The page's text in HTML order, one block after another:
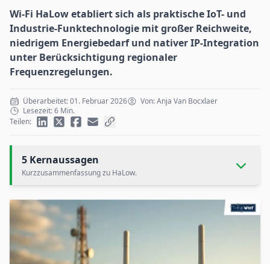
Wi-Fi HaLow etabliert sich als praktische IoT- und
Industrie-Funktechnologie mit großer Reichweite,
niedrigem Energiebedarf und nativer IP-Integration
unter Berücksichtigung regionaler
Frequenzregelungen.
Überarbeitet: 01. Februar 2026
Von: Anja Van Bocxlaer
Lesezeit: 6 Min.
Teilen:
5 Kernaussagen
Kurzzusammenfassung zu HaLow.